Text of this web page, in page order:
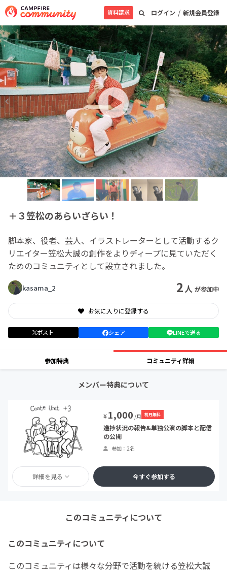
ログイン / 新規会員登録
資料請求
＋３笠松のあらいざらい！
脚本家、役者、芸人、イラストレーターとして活動するク
リエイター笠松大誠の創作をよりディープに見ていただく
ためのコミュニティとして設立されました。
kasama_2 2人 が参加中
お気に入りに登録する
ポスト シェア LINEで送る
参加特典 コミュニティ詳細
メンバー特典について
¥1,000 /月 初月無料
進捗状況の報告&単独公演の脚本と配信
の公開
参加：2名
詳細を見る 今すぐ参加する
このコミュニティについて
このコミュニティについて
このコミュニティは様々な分野で活動を続ける笠松大誠